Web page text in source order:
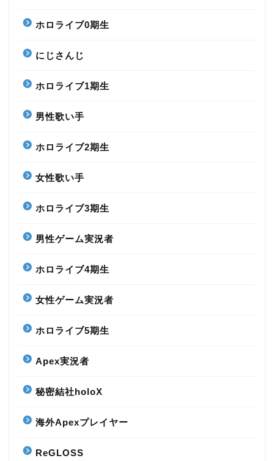
ホロライブ0期生
にじさんじ
ホロライブ1期生
男性歌い手
ホロライブ2期生
女性歌い手
ホロライブ3期生
男性ゲーム実況者
ホロライブ4期生
女性ゲーム実況者
ホロライブ5期生
Apex実況者
秘密結社holoX
海外Apexプレイヤー
ReGLOSS